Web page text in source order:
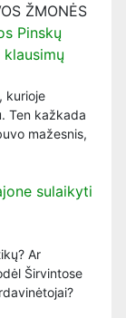
ŽMONĖS
Pinskų
kurioje
Ten kažkada
mažesnis,
sulaikyti
Ar
Širvintose